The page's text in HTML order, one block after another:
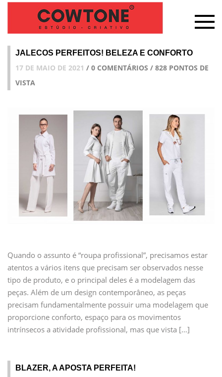
JALECOS PERFEITOS! BELEZA E CONFORTO
17 DE MAIO DE 2021 / 0 COMENTÁRIOS / 828 PONTOS DE
VISTA
Quando o assunto é “roupa profissional”, precisamos estar
atentos a vários itens que precisam ser observados nesse
tipo de produto, e o principal deles é a modelagem das
peças. Além de um design contemporâneo, as peças
precisam fundamentalmente possuir uma modelagem que
proporcione conforto, espaço para os movimentos
intrínsecos a atividade profissional, mas que vista […]
BLAZER, A APOSTA PERFEITA!